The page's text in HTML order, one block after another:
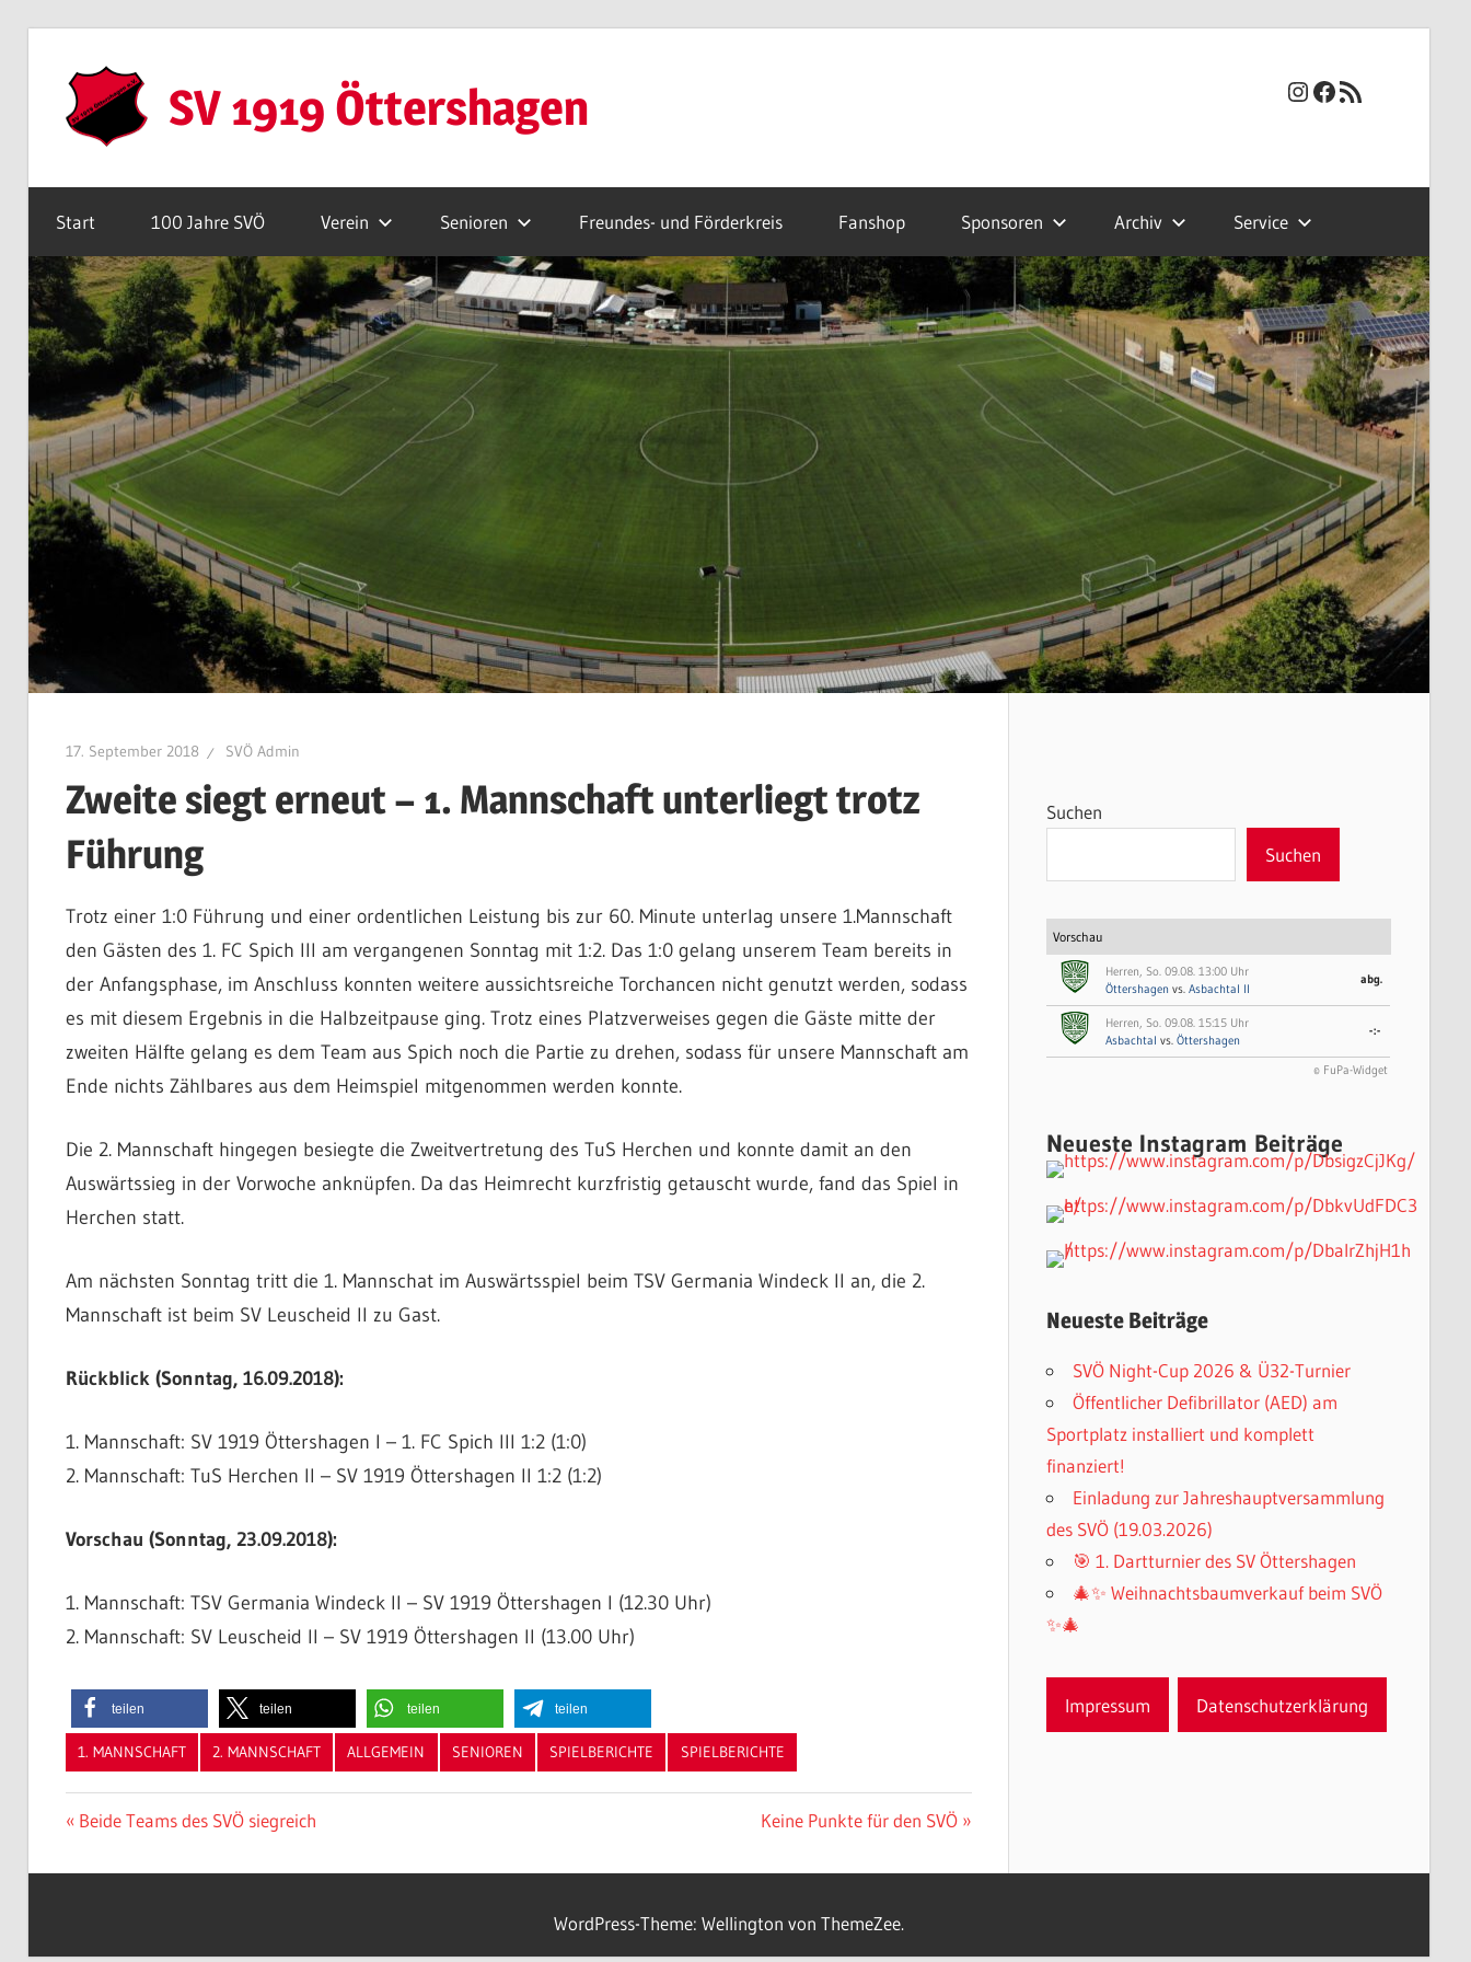
Inhalt
springen
SV 1919 Öttershagen Instagram
Facebook
RSS-Feed
Start 100 Jahre SVÖ Verein Senioren Freundes- und Förderkreis Fanshop Sponsoren Archiv Service
17. September 2018 SVÖ Admin
Zweite siegt erneut – 1. Mannschaft unterliegt trotz
Führung
Trotz einer 1:0 Führung und einer ordentlichen Leistung bis zur 60. Minute unterlag unsere 1.Mannschaft
den Gästen des 1. FC Spich III am vergangenen Sonntag mit 1:2. Das 1:0 gelang unserem Team bereits in
der Anfangsphase, im Anschluss konnten weitere aussichtsreiche Torchancen nicht genutzt werden, sodass
es mit diesem Ergebnis in die Halbzeitpause ging. Trotz eines Platzverweises gegen die Gäste mitte der
zweiten Hälfte gelang es dem Team aus Spich noch die Partie zu drehen, sodass für unsere Mannschaft am
Ende nichts Zählbares aus dem Heimspiel mitgenommen werden konnte.
Die 2. Mannschaft hingegen besiegte die Zweitvertretung des TuS Herchen und konnte damit an den
Auswärtssieg in der Vorwoche anknüpfen. Da das Heimrecht kurzfristig getauscht wurde, fand das Spiel in
Herchen statt.
Am nächsten Sonntag tritt die 1. Mannschat im Auswärtsspiel beim TSV Germania Windeck II an, die 2.
Mannschaft ist beim SV Leuscheid II zu Gast.
Rückblick (Sonntag, 16.09.2018):
1. Mannschaft: SV 1919 Öttershagen I – 1. FC Spich III 1:2 (1:0)
2. Mannschaft: TuS Herchen II – SV 1919 Öttershagen II 1:2 (1:2)
Vorschau (Sonntag, 23.09.2018):
1. Mannschaft: TSV Germania Windeck II – SV 1919 Öttershagen I (12.30 Uhr)
2. Mannschaft: SV Leuscheid II – SV 1919 Öttershagen II (13.00 Uhr)
teilen teilen teilen teilen
1. MANNSCHAFT 2. MANNSCHAFT ALLGEMEIN SENIOREN SPIELBERICHTE SPIELBERICHTE
Beitragsnavigation
Vorheriger
Beide Teams des SVÖ siegreich
Nächster
Keine Punkte für den SVÖ
Suchen
Suchen
Vorschau
Herren, So. 09.08. 13:00 Uhr
Öttershagen vs. Asbachtal II
abg.
Herren, So. 09.08. 15:15 Uhr
Asbachtal vs. Öttershagen
-:-
© FuPa-Widget
Neueste Instagram Beiträge
Neueste Beiträge
SVÖ Night-Cup 2026 & Ü32-Turnier
Öffentlicher Defibrillator (AED) am
Sportplatz installiert und komplett
finanziert!
Einladung zur Jahreshauptversammlung
des SVÖ (19.03.2026)
🎯 1. Dartturnier des SV Öttershagen
🎄✨ Weihnachtsbaumverkauf beim SVÖ
✨🎄
Impressum Datenschutzerklärung
WordPress-Theme: Wellington von ThemeZee.